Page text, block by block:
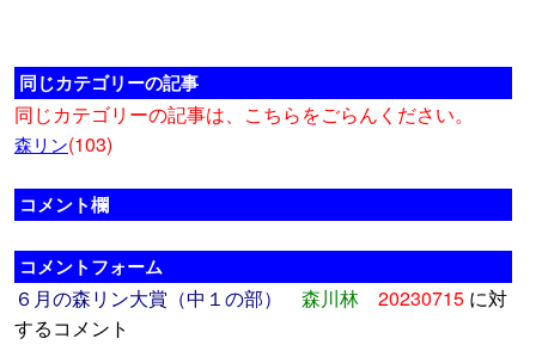
同じカテゴリーの記事
同じカテゴリーの記事は、こちらをごらんください。
森リン(103)
コメント欄
コメントフォーム
６月の森リン大賞（中１の部） 森川林 20230715 に対
するコメント